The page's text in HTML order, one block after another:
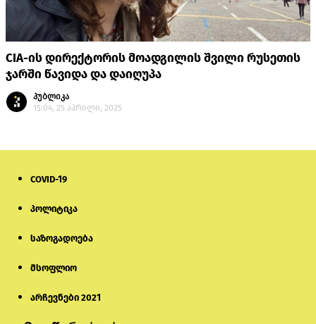
CIA-ის დირექტორის მოადგილის შვილი რუსეთის
ჯარში წავიდა და დაიღუპა
პუბლიკა
15:04, 25 აპრილი, 2025
COVID-19
პოლიტიკა
საზოგადოება
მსოფლიო
არჩევნები 2021